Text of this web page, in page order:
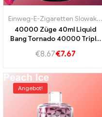
Einweg-E-Zigaretten Slowakei
40000 Züge 40ml Liquid
Bang Tornado 40000 Triple
Genuss
€8.67€7.67
Angebot!